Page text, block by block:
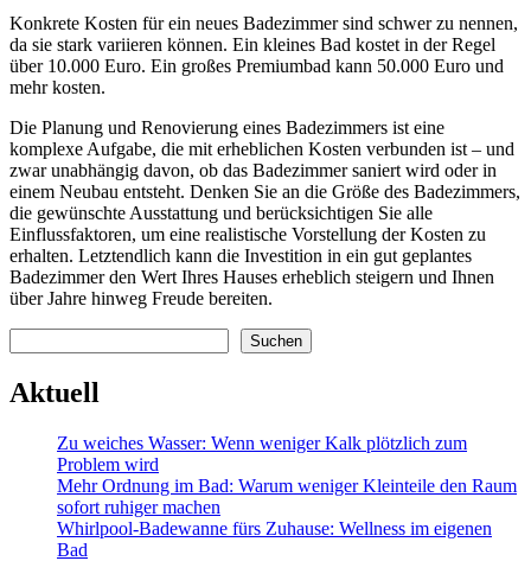
Konkrete Kosten für ein neues Badezimmer sind schwer zu nennen,
da sie stark variieren können. Ein kleines Bad kostet in der Regel
über 10.000 Euro. Ein großes Premiumbad kann 50.000 Euro und
mehr kosten.
Die Planung und Renovierung eines Badezimmers ist eine
komplexe Aufgabe, die mit erheblichen Kosten verbunden ist – und
zwar unabhängig davon, ob das Badezimmer saniert wird oder in
einem Neubau entsteht. Denken Sie an die Größe des Badezimmers,
die gewünschte Ausstattung und berücksichtigen Sie alle
Einflussfaktoren, um eine realistische Vorstellung der Kosten zu
erhalten. Letztendlich kann die Investition in ein gut geplantes
Badezimmer den Wert Ihres Hauses erheblich steigern und Ihnen
über Jahre hinweg Freude bereiten.
Suchen
Aktuell
Zu weiches Wasser: Wenn weniger Kalk plötzlich zum
Problem wird
Mehr Ordnung im Bad: Warum weniger Kleinteile den Raum
sofort ruhiger machen
Whirlpool-Badewanne fürs Zuhause: Wellness im eigenen
Bad